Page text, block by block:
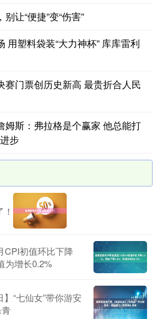
让“便捷”变“伤害”
用塑料袋装“大力神杯” 库库雷利
赛门票创历史新高 最贵折合人民
姆斯：弗拉格是个赢家 他总能打
步
CPI初值环比下降
为增长0.2%
“七仙女”带你游安